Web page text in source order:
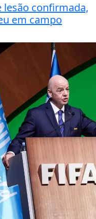
confirmada,
em campo